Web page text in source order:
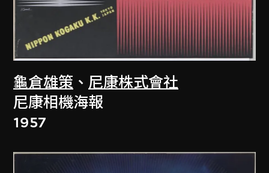
龜倉雄策 、 尼康株式會社
尼康相機海報
1957